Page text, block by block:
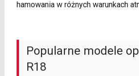
hamowania w różnych warunkach
Popularne modele
R18